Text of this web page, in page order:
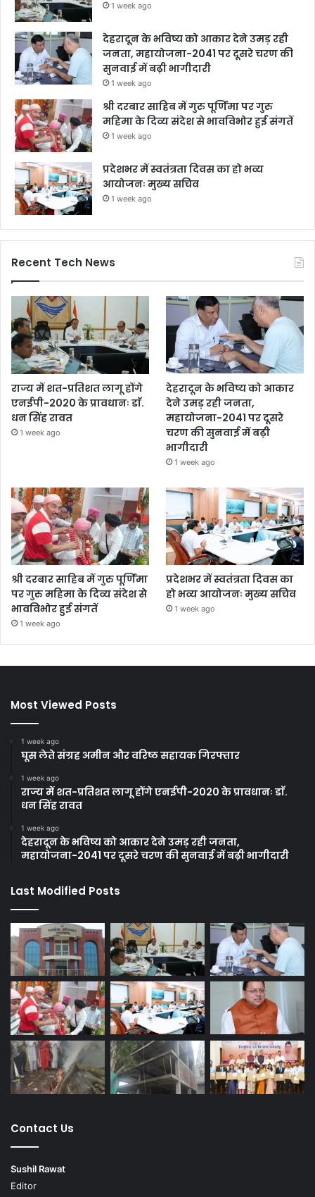
1 week ago
देहरादून के भविष्य को आकार देने उमड़ रही
जनता, महायोजना-2041 पर दूसरे चरण की
सुनवाई में बढ़ी भागीदारी
1 week ago
श्री दरबार साहिब में गुरु पूर्णिमा पर गुरु
महिमा के दिव्य संदेश से भावविभोर हुई संगतें
1 week ago
प्रदेशभर में स्वतंत्रता दिवस का हो भव्य
आयोजनः मुख्य सचिव
1 week ago
Recent Tech News
राज्य में शत-प्रतिशत लागू होंगे
एनईपी-2020 के प्रावधानः डाॅ.
धन सिंह रावत
1 week ago
देहरादून के भविष्य को आकार
देने उमड़ रही जनता,
महायोजना-2041 पर दूसरे
चरण की सुनवाई में बढ़ी
भागीदारी
1 week ago
श्री दरबार साहिब में गुरु पूर्णिमा
पर गुरु महिमा के दिव्य संदेश से
भावविभोर हुई संगतें
1 week ago
प्रदेशभर में स्वतंत्रता दिवस का
हो भव्य आयोजनः मुख्य सचिव
1 week ago
Most Viewed Posts
1 week ago
घूस लेते संग्रह अमीन और वरिष्ठ सहायक गिरफ्तार
1 week ago
राज्य में शत-प्रतिशत लागू होंगे एनईपी-2020 के प्रावधानः डाॅ.
धन सिंह रावत
1 week ago
देहरादून के भविष्य को आकार देने उमड़ रही जनता,
महायोजना-2041 पर दूसरे चरण की सुनवाई में बढ़ी भागीदारी
Last Modified Posts
Contact Us
Sushil Rawat
Editor